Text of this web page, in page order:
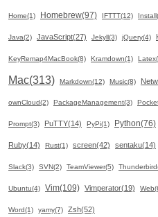
Home(1) Homebrew(97) IFTTT(12)
Java(2) JavaScript(27) Jekyll(3) jQuery(4)
KeyRemap4MacBook(8) Kramdown(1)
Mac(313) Markdown(12) Music(8)
ownCloud(2) PackageManagement(3)
Prompt(3) PuTTY(14) PyPi(1) Python(76)
Ruby(14) Rust(1) screen(42) sentaku(14)
Slack(3) SVN(2) TeamViewer(5)
Ubuntu(4) Vim(109) Vimperator(19)
Word(1) yamy(7) Zsh(52)